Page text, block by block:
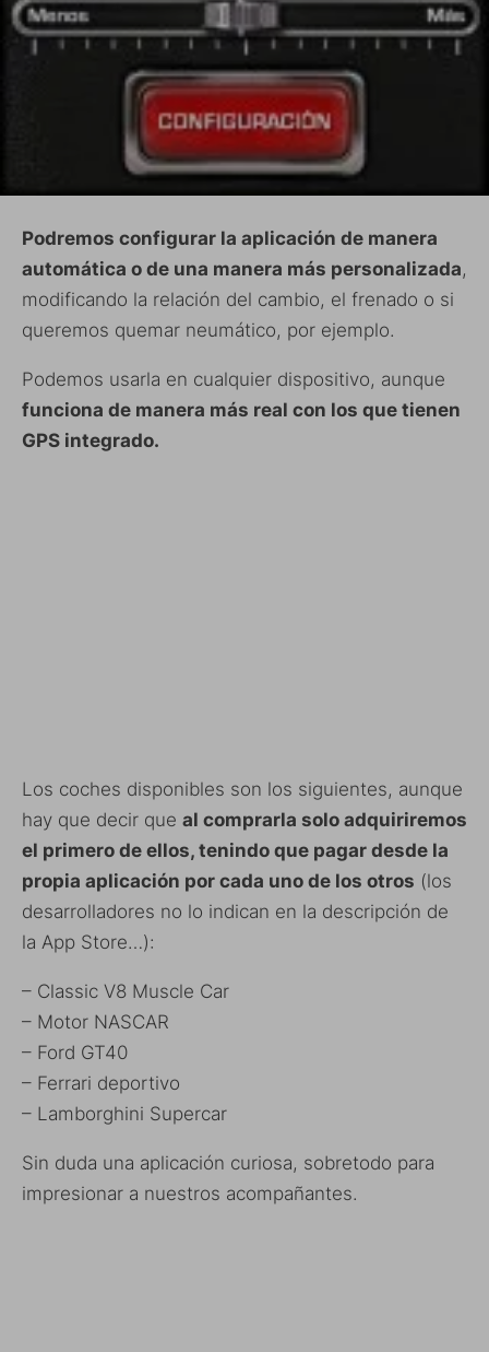
Podremos configurar la aplicación de manera
automática o de una manera más personalizada,
modificando la relación del cambio, el frenado o si
queremos quemar neumático, por ejemplo.
Podemos usarla en cualquier dispositivo, aunque
funciona de manera más real con los que tienen
GPS integrado.
Los coches disponibles son los siguientes, aunque
hay que decir que al comprarla solo adquiriremos
el primero de ellos, tenindo que pagar desde la
propia aplicación por cada uno de los otros (los
desarrolladores no lo indican en la descripción de
la App Store…):
– Classic V8 Muscle Car
– Motor NASCAR
– Ford GT40
– Ferrari deportivo
– Lamborghini Supercar
Sin duda una aplicación curiosa, sobretodo para
impresionar a nuestros acompañantes.